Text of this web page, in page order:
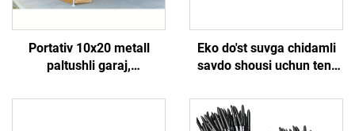
Portativ 10x20 metall
paltushli garaj,
uchun portativ karport,
Eko do'st suvga chidamli
savdo shousi uchun tent
tashabbuslar uchun ochiq
havo baldakini